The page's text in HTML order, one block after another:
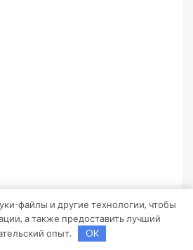
файлы и другие технологии, чтобы
а также предоставить лучший
опыт.
OK